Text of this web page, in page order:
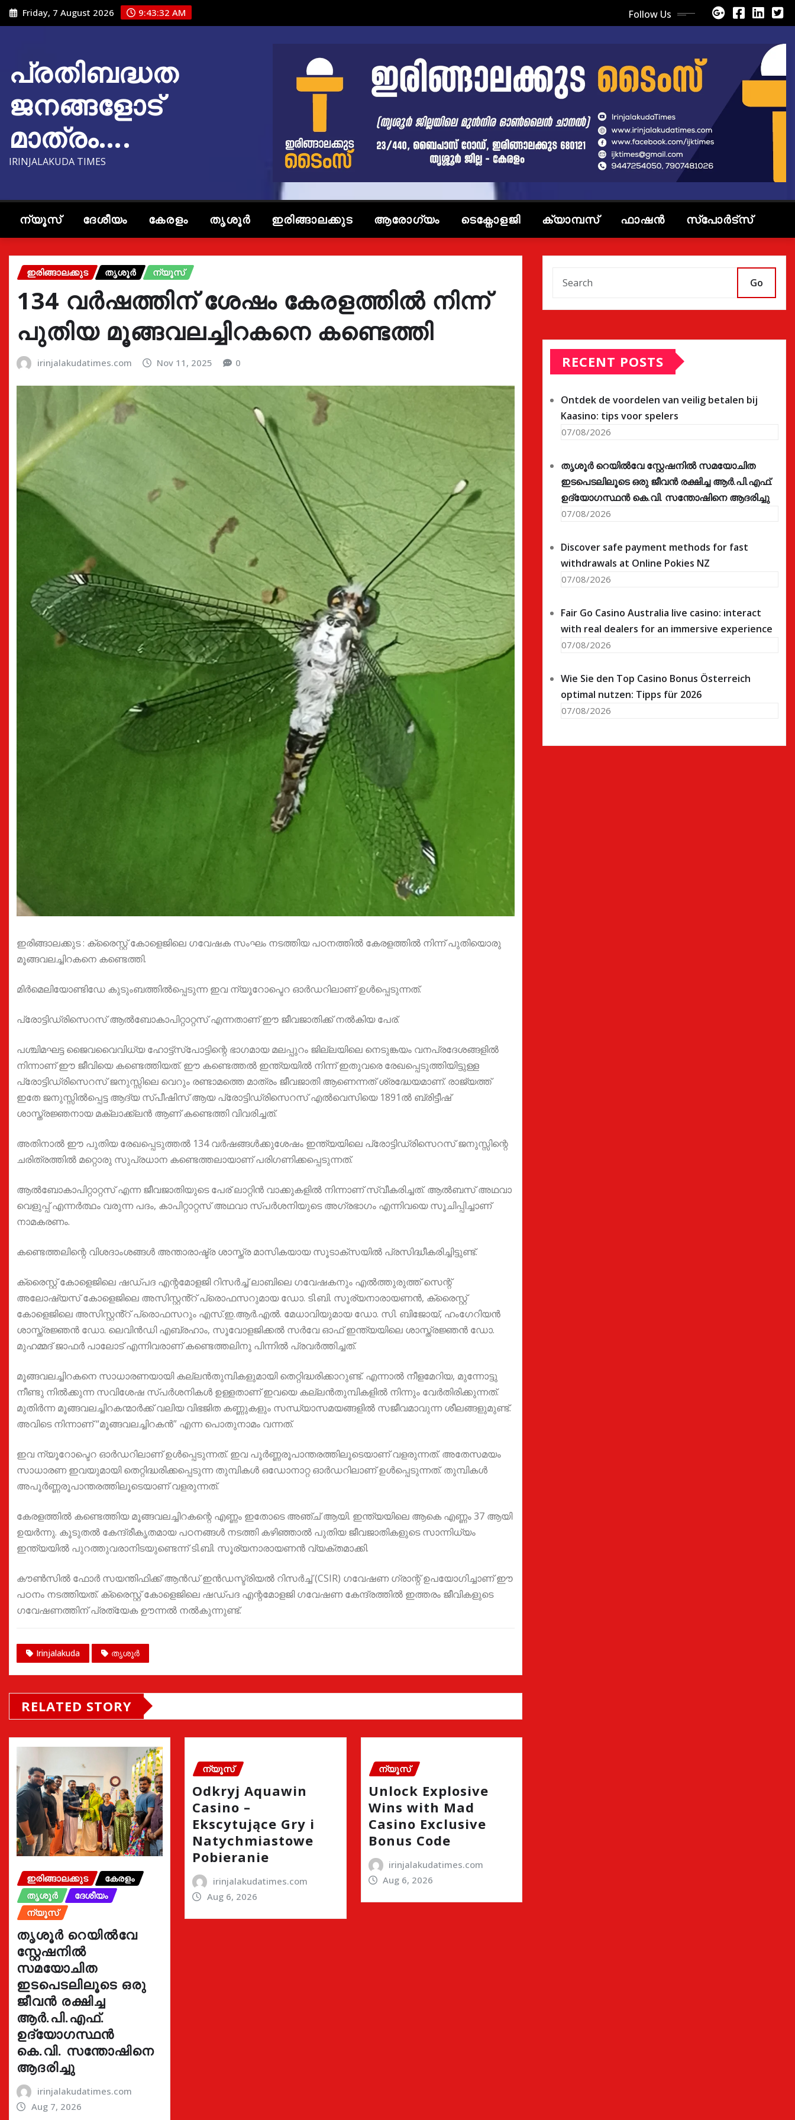
Skip
to
Friday, 7 August 2026 9:43:34 AM Follow Us
പ്രതിബദ്ധത
ജനങ്ങളോട്
മാത്രം….
IRINJALAKUDA TIMES
ന്യൂസ് ദേശീയം കേരളം തൃശൂർ ഇരിങ്ങാലക്കുട ആരോഗ്യം ടെക്നോളജി ക്യാമ്പസ് ഫാഷൻ സ്പോർട്സ്
ഇരിങ്ങാലക്കുട തൃശൂർ ന്യൂസ്
134 വർഷത്തിന് ശേഷം കേരളത്തിൽ നിന്ന്
പുതിയ മൂങ്ങവലച്ചിറകനെ കണ്ടെത്തി
irinjalakudatimes.com Nov 11, 2025 0
ഇരിങ്ങാലക്കുട : ക്രൈസ്റ്റ് കോളെജിലെ ഗവേഷക സംഘം നടത്തിയ പഠനത്തിൽ കേരളത്തിൽ നിന്ന് പുതിയൊരു
മൂങ്ങവലച്ചിറകനെ കണ്ടെത്തി.
മിർമെലിയോണ്ടിഡേ കുടുംബത്തിൽപ്പെടുന്ന ഇവ ന്യൂറോപ്ടെറ ഓർഡറിലാണ് ഉൾപ്പെടുന്നത്.
പ്രോട്ടിഡ്രിസെറസ് ആൽബോകാപിറ്റാറ്റസ് എന്നതാണ് ഈ ജീവജാതിക്ക് നൽകിയ പേര്.
പശ്ചിമഘട്ട ജൈവവൈവിധ്യ ഹോട്ട്സ്പോട്ടിന്റെ ഭാഗമായ മലപ്പുറം ജില്ലയിലെ നെടുങ്കയം വനപ്രദേശങ്ങളിൽ
നിന്നാണ് ഈ ജീവിയെ കണ്ടെത്തിയത്. ഈ കണ്ടെത്തൽ ഇന്ത്യയിൽ നിന്ന് ഇതുവരെ രേഖപ്പെടുത്തിയിട്ടുള്ള
പ്രോട്ടിഡ്രിസെറസ് ജനുസ്സിലെ വെറും രണ്ടാമത്തെ മാത്രം ജീവജാതി ആണെന്നത് ശ്രദ്ധേയമാണ്. രാജ്യത്ത്
ഇതേ ജനുസ്സിൽപ്പെട്ട ആദ്യ സ്പീഷിസ് ആയ പ്രോട്ടിഡ്രിസെറസ് എൽവെസിയെ 1891ൽ ബ്രിട്ടീഷ്
ശാസ്ത്രജ്ഞനായ മക്ലാക്ക്ലൻ ആണ് കണ്ടെത്തി വിവരിച്ചത്.
അതിനാൽ ഈ പുതിയ രേഖപ്പെടുത്തൽ 134 വർഷങ്ങൾക്കുശേഷം ഇന്ത്യയിലെ പ്രോട്ടിഡ്രിസെറസ് ജനുസ്സിന്റെ
ചരിത്രത്തിൽ മറ്റൊരു സുപ്രധാന കണ്ടെത്തലായാണ് പരിഗണിക്കപ്പെടുന്നത്.
ആൽബോകാപിറ്റാറ്റസ് എന്ന ജീവജാതിയുടെ പേര് ലാറ്റിൻ വാക്കുകളിൽ നിന്നാണ് സ്വീകരിച്ചത്. ആൽബസ് അഥവാ
വെളുപ്പ് എന്നർത്ഥം വരുന്ന പദം, കാപിറ്റാറ്റസ് അഥവാ സ്‌പർശനിയുടെ അഗ്രഭാഗം എന്നിവയെ സൂചിപ്പിച്ചാണ്
നാമകരണം.
കണ്ടെത്തലിന്റെ വിശദാംശങ്ങൾ അന്താരാഷ്ട്ര ശാസ്ത്ര മാസികയായ സൂടാക്‌സയിൽ പ്രസിദ്ധീകരിച്ചിട്ടുണ്ട്.
ക്രൈസ്റ്റ് കോളെജിലെ ഷഡ്‌പദ എന്റമോളജി റിസർച്ച് ലാബിലെ ഗവേഷകനും എൽത്തുരുത്ത് സെന്റ്
അലോഷ്യസ് കോളെജിലെ അസിസ്റ്റൻ്റ് പ്രൊഫസറുമായ ഡോ. ടി.ബി. സൂര്യനാരായണൻ, ക്രൈസ്റ്റ്
കോളെജിലെ അസിസ്റ്റൻ്റ് പ്രൊഫസറും എസ്.ഇ.ആർ.എൽ. മേധാവിയുമായ ഡോ. സി. ബിജോയ്, ഹംഗേറിയൻ
ശാസ്ത്രജ്ഞൻ ഡോ. ലെവിൻഡി എബ്രഹാം, സൂവോളജിക്കൽ സർവേ ഓഫ് ഇന്ത്യയിലെ ശാസ്ത്രജ്ഞൻ ഡോ.
മുഹമ്മദ് ജാഫർ പാലോട് എന്നിവരാണ് കണ്ടെത്തലിനു പിന്നിൽ പ്രവർത്തിച്ചത്.
മൂങ്ങവലച്ചിറകനെ സാധാരണയായി കല്ലൻതുമ്പികളുമായി തെറ്റിദ്ധരിക്കാറുണ്ട്. എന്നാൽ നീളമേറിയ, മുന്നോട്ടു
നീണ്ടു നിൽക്കുന്ന സവിശേഷ സ്‌പർശനികൾ ഉള്ളതാണ് ഇവയെ കല്ലൻതുമ്പികളിൽ നിന്നും വേർതിരിക്കുന്നത്.
മുതിർന്ന മൂങ്ങവലച്ചിറകന്മാർക്ക് വലിയ വിഭജിത കണ്ണുകളും സന്ധ്യാസമയങ്ങളിൽ സജീവമാവുന്ന ശീലങ്ങളുമുണ്ട്.
അവിടെ നിന്നാണ് “മൂങ്ങവലച്ചിറകൻ” എന്ന പൊതുനാമം വന്നത്.
ഇവ ന്യൂറോപ്ടെറ ഓർഡറിലാണ് ഉൾപ്പെടുന്നത്. ഇവ പൂർണ്ണരൂപാന്തരത്തിലൂടെയാണ് വളരുന്നത്. അതേസമയം
സാധാരണ ഇവയുമായി തെറ്റിദ്ധരിക്കപ്പെടുന്ന തുമ്പികൾ ഒഡോനാറ്റ ഓർഡറിലാണ് ഉൾപ്പെടുന്നത്. തുമ്പികൾ
അപൂർണ്ണരൂപാന്തരത്തിലൂടെയാണ് വളരുന്നത്.
കേരളത്തിൽ കണ്ടെത്തിയ മൂങ്ങവലച്ചിറകന്റെ എണ്ണം ഇതോടെ അഞ്ച് ആയി. ഇന്ത്യയിലെ ആകെ എണ്ണം 37 ആയി
ഉയർന്നു. കൂടുതൽ കേന്ദ്രീകൃതമായ പഠനങ്ങൾ നടത്തി കഴിഞ്ഞാൽ പുതിയ ജീവജാതികളുടെ സാന്നിധ്യം
ഇന്ത്യയിൽ പുറത്തുവരാനിടയുണ്ടെന്ന് ടി.ബി. സൂര്യനാരായണൻ വ്യക്തമാക്കി.
കൗൺസിൽ ഫോർ സയന്തിഫിക്ക് ആൻഡ് ഇൻഡസ്ട്രിയൽ റിസർച്ച് (CSIR) ഗവേഷണ ഗ്രാന്റ് ഉപയോഗിച്ചാണ് ഈ
പഠനം നടത്തിയത്. ക്രൈസ്റ്റ് കോളെജിലെ ഷഡ്‌പദ എന്റമോളജി ഗവേഷണ കേന്ദ്രത്തിൽ ഇത്തരം ജീവികളുടെ
ഗവേഷണത്തിന് പ്രത്യേക ഊന്നൽ നൽകുന്നുണ്ട്.
Irinjalakuda തൃശൂർ
RELATED STORY
ഇരിങ്ങാലക്കുട
കേരളം
തൃശൂർ
ദേശീയം
ന്യൂസ്
തൃശൂർ റെയിൽവേ
സ്റ്റേഷനിൽ
സമയോചിത
ഇടപെടലിലൂടെ ഒരു
ജീവൻ രക്ഷിച്ച
ആർ.പി.എഫ്.
ഉദ്യോഗസ്ഥൻ
കെ.വി. സന്തോഷിനെ
ആദരിച്ചു
irinjalakudatimes.com
Aug 7, 2026
ന്യൂസ്
Odkryj Aquawin
Casino –
Ekscytujące Gry i
Natychmiastowe
Pobieranie
irinjalakudatimes.com
Aug 6, 2026
ന്യൂസ്
Unlock Explosive
Wins with Mad
Casino Exclusive
Bonus Code
irinjalakudatimes.com
Aug 6, 2026
Go
RECENT POSTS
Ontdek de voordelen van veilig betalen bij
Kaasino: tips voor spelers
07/08/2026
തൃശൂർ റെയിൽവേ സ്റ്റേഷനിൽ സമയോചിത
ഇടപെടലിലൂടെ ഒരു ജീവൻ രക്ഷിച്ച ആർ.പി.എഫ്.
ഉദ്യോഗസ്ഥൻ കെ.വി. സന്തോഷിനെ ആദരിച്ചു
07/08/2026
Discover safe payment methods for fast
withdrawals at Online Pokies NZ
07/08/2026
Fair Go Casino Australia live casino: interact
with real dealers for an immersive experience
07/08/2026
Wie Sie den Top Casino Bonus Österreich
optimal nutzen: Tipps für 2026
07/08/2026